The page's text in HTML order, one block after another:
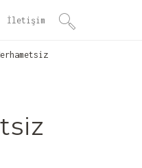
İletişim